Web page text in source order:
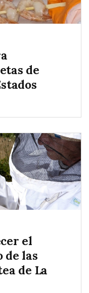
de
el
de las
de La